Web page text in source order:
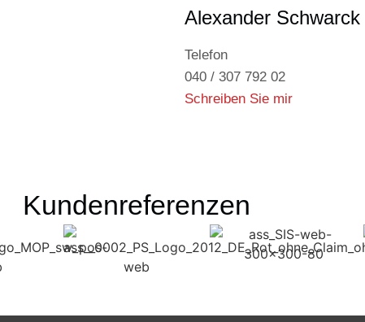
Alexander Schwarck
Telefon
040 / 307 792 02
Schreiben Sie mir
Kundenreferenzen